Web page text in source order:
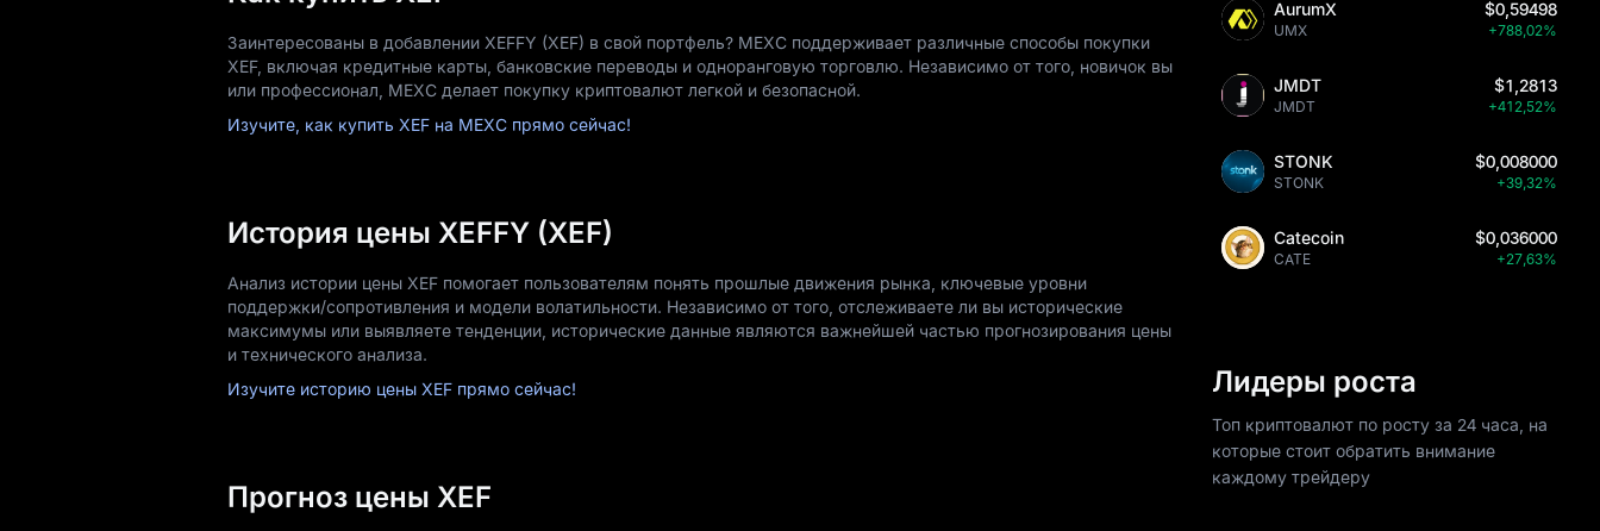
Заинтересованы в добавлении XEFFY (XEF) в свой портфель? MEXC поддерживает различные способы покупки
XEF, включая кредитные карты, банковские переводы и одноранговую торговлю. Независимо от того, новичок вы
или профессионал, MEXC делает покупку криптовалют легкой и безопасной.
Изучите, как купить XEF на MEXC прямо сейчас!
История цены XEFFY (XEF)
Анализ истории цены XEF помогает пользователям понять прошлые движения рынка, ключевые уровни
поддержки/сопротивления и модели волатильности. Независимо от того, отслеживаете ли вы исторические
максимумы или выявляете тенденции, исторические данные являются важнейшей частью прогнозирования цены
и технического анализа.
Изучите историю цены XEF прямо сейчас!
Прогноз цены XEF
AurumX
UMX
$0,59498
+788,02%
JMDT
JMDT
$1,2813
+412,52%
STONK
STONK
$0,008000
+39,32%
Catecoin
CATE
$0,036000
+27,63%
Лидеры роста
Топ криптовалют по росту за 24 часа, на
которые стоит обратить внимание
каждому трейдеру